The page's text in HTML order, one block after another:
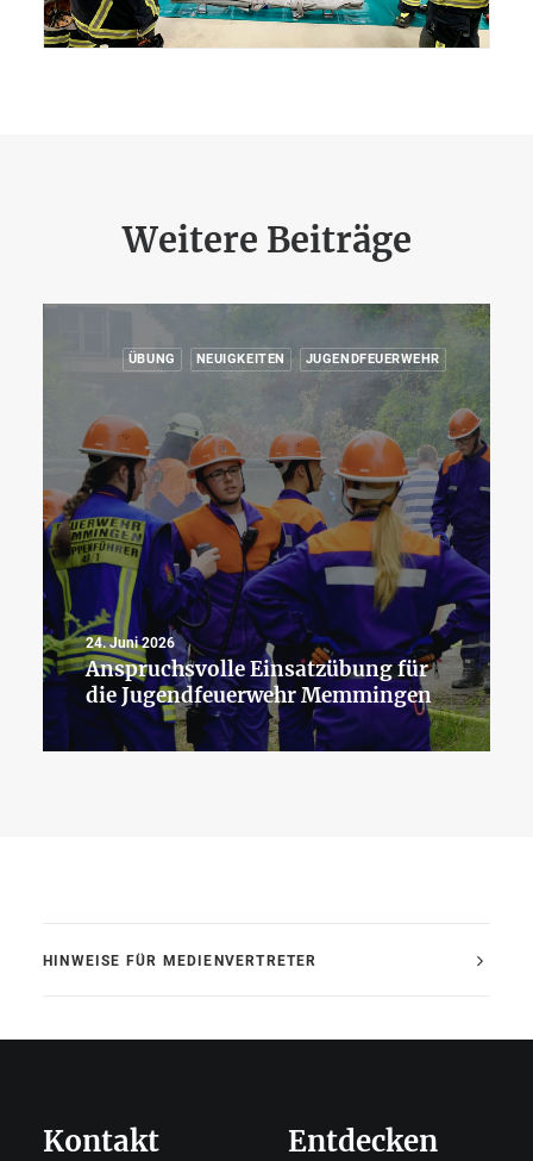
Weitere Beiträge
ÜBUNG NEUIGKEITEN JUGENDFEUERWEHR
24. Juni 2026
Anspruchsvolle Einsatzübung für
die Jugendfeuerwehr Memmingen
HINWEISE FÜR MEDIENVERTRETER
Kontakt Entdecken